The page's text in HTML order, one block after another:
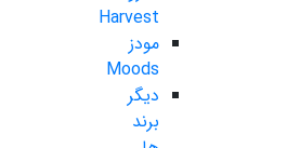
Harvest
مودز
Moods
دیگر
برند